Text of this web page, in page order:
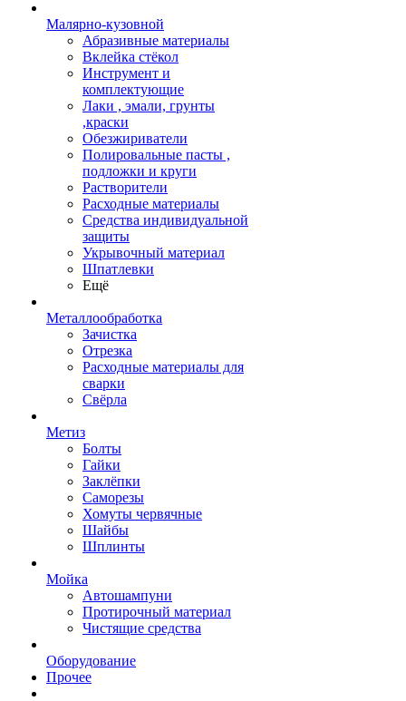
Малярно-кузовной
Абразивные материалы
Вклейка стёкол
Инструмент и
комплектующие
Лаки , эмали, грунты
,краски
Обезжириватели
Полировальные пасты ,
подложки и круги
Растворители
Расходные материалы
Средства индивидуальной
защиты
Укрывочный материал
Шпатлевки
Ещё
Металлообработка
Зачистка
Отрезка
Расходные материалы для
сварки
Свёрла
Метиз
Болты
Гайки
Заклёпки
Саморезы
Хомуты червячные
Шайбы
Шплинты
Мойка
Автошампуни
Протирочный материал
Чистящие средства
Оборудование
Прочее